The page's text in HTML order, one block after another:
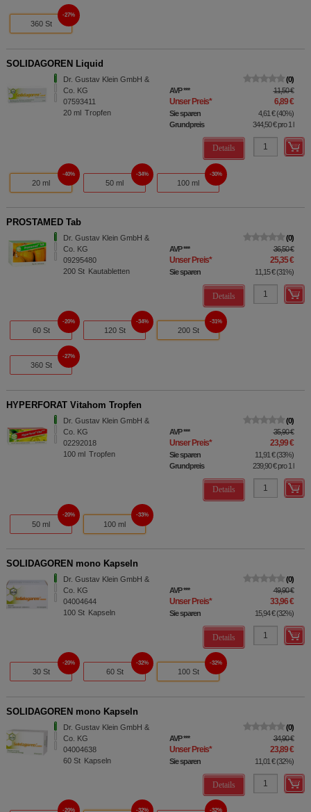
360 St
27%
SOLIDAGOREN Liquid
Dr. Gustav Klein GmbH &
Co. KG
07593411
20 ml Tropfen
0
AVP*** 11,50 €
Unser Preis* 6,89 €
Sie sparen 4,61 €(40%)
Grundpreis
344,50 €pro 1 l
Details
20 ml
40%
50 ml
34%
100 ml
30%
PROSTAMED Tab
Dr. Gustav Klein GmbH &
Co. KG
09295480
200 St Kautabletten
0
AVP*** 36,50 €
Unser Preis* 25,35 €
Sie sparen 11,15 €(31%)
Details
60 St
20%
120 St
34%
200 St
31%
360 St
27%
HYPERFORAT Vitahom Tropfen
Dr. Gustav Klein GmbH &
Co. KG
02292018
100 ml Tropfen
0
AVP*** 35,90 €
Unser Preis* 23,99 €
Sie sparen 11,91 €(33%)
Grundpreis
239,90 €pro 1 l
Details
50 ml
20%
100 ml
33%
SOLIDAGOREN mono Kapseln
Dr. Gustav Klein GmbH &
Co. KG
04004644
100 St Kapseln
0
AVP*** 49,90 €
Unser Preis* 33,96 €
Sie sparen 15,94 €(32%)
Details
30 St
20%
60 St
32%
100 St
32%
SOLIDAGOREN mono Kapseln
Dr. Gustav Klein GmbH &
Co. KG
04004638
60 St Kapseln
0
AVP*** 34,90 €
Unser Preis* 23,89 €
Sie sparen 11,01 €(32%)
Details
20% 32% 32%